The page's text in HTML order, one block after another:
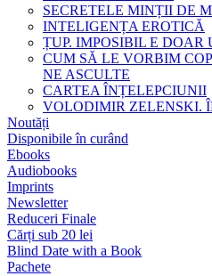
SECRETELE MINȚII DE
INTELIGENȚA EROTICĂ
ȚUP. IMPOSIBIL E DOAR
CUM SĂ LE VORBIM
NE ASCULTE
CARTEA ÎNȚELEPCIUNII
VOLODIMIR ZELENSKI.
Noutăți
Disponibile în curând
Ebooks
Audiobooks
Imprints
Newsletter
Reduceri Finale
Cărți sub 20 lei
Blind Date with a Book
Pachete